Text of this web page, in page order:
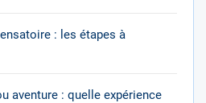
: les étapes à
aventure : quelle expérience